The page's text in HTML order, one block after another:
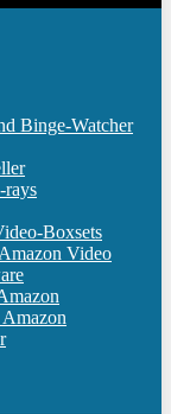
Binge-Watcher
Boxsets
Video